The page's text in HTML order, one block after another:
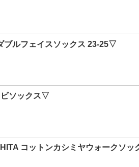
ブルフェイスソックス 23-25▽
ビソックス▽
コットンカシミヤウォークソ